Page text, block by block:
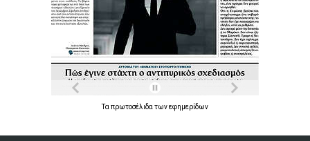
Τα πρωτοσέλιδα τωνεφημερίδων